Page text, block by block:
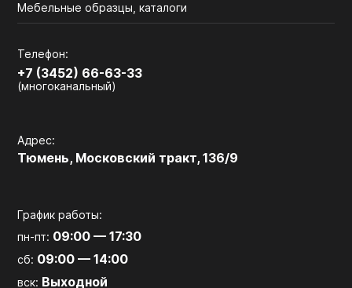
Мебельные образцы, каталоги
Телефон:
+7 (3452) 66-63-33
(многоканальный)
Адрес:
Тюмень, Московский тракт, 136/9
График работы:
пн-пт: 09:00 — 17:30
сб: 09:00 — 14:00
вск: Выходной